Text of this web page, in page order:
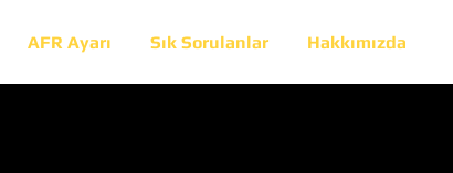
AFR Ayarı Sık Sorulanlar Hakkımızda